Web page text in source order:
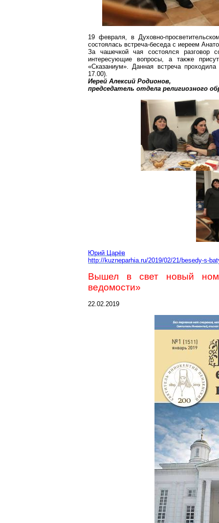
19 февраля, в Духовно-
состоялась встреча-беседа с иереем
За чашечкой чая состоялся разговор
интересующие вопросы, а также
«Сказаниум». Данная встреча
17.00).
Иерей Алексий Родионов,
председатель отдела религиозного
Юрий Царёв
http://kuzneparhia.ru/2019/02/21/besedy-s-
Вышел в свет новый
ведомости»
22.02.2019